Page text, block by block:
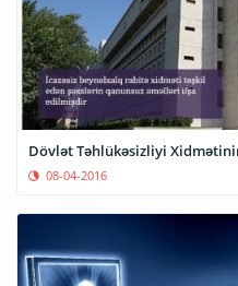
Dövlət Təhlükəsizliyi
08-04-2016